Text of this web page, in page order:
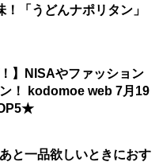
「うどんナポリタン」
】NISAやファッション
！ kodomoe web 7月19
と一品欲しいときにおす